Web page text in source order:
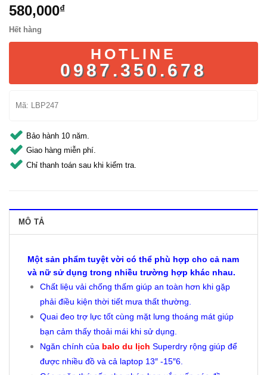
580,000₫
Hết hàng
HOTLINE
0987.350.678
Mã: LBP247
Bảo hành 10 năm.
Giao hàng miễn phí.
Chỉ thanh toán sau khi kiểm tra.
MÔ TẢ
Một sản phẩm tuyệt vời có thể phù hợp cho cả nam
và nữ sử dụng trong nhiều trường hợp khác nhau.
Chất liệu vải chống thấm giúp an toàn hơn khi gặp
phải điều kiện thời tiết mưa thất thường.
Quai đeo trợ lực tốt cùng mặt lưng thoáng mát giúp
bạn cảm thấy thoải mái khi sử dụng.
Ngăn chính của balo du lịch Superdry rộng giúp để
được nhiều đồ và cả laptop 13″ -15″6.